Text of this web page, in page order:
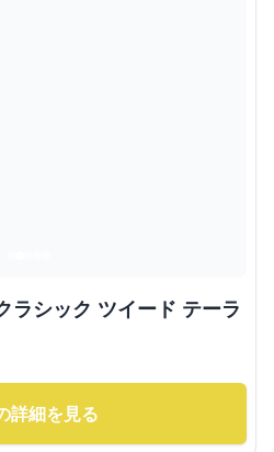
ラシック ツイード テーラ
詳細を見る